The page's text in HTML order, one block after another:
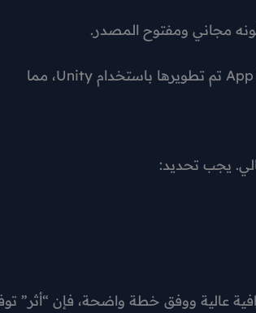
مجاني ومفتوح المصدر.
📊أكثر من 50% من ألعاب الموبايل الناجحة على متجر Google Play وApp Store تم تطويرها باستخدام Unity، مما
يجب تحديد:
عالية ووفق خطة واضحة، فإن “أثر”